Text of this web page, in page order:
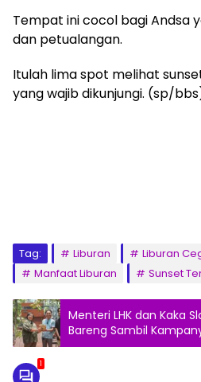
Tempat ini cocol bagi Andsa
dan petualangan.
Itulah lima spot melihat
yang wajib dikunjungi. (sp/
Tag: Liburan
Liburan
Manfaat Liburan
Sunset
Menteri LHK dan Kaka
Bareng Sambil
Listrik
1